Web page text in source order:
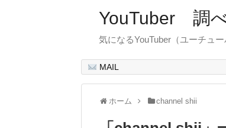
YouTuber 調
気になるYouTuber（ユーチュ
MAIL
ホーム channel shii